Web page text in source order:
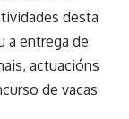
desta
a entrega de
actuacións
de vacas